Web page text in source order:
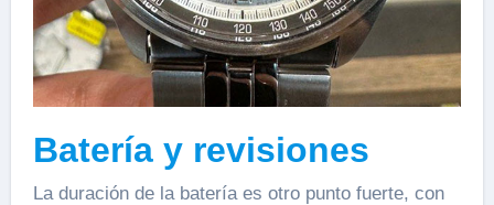
Batería y revisiones
La duración de la batería es otro punto fuerte, con